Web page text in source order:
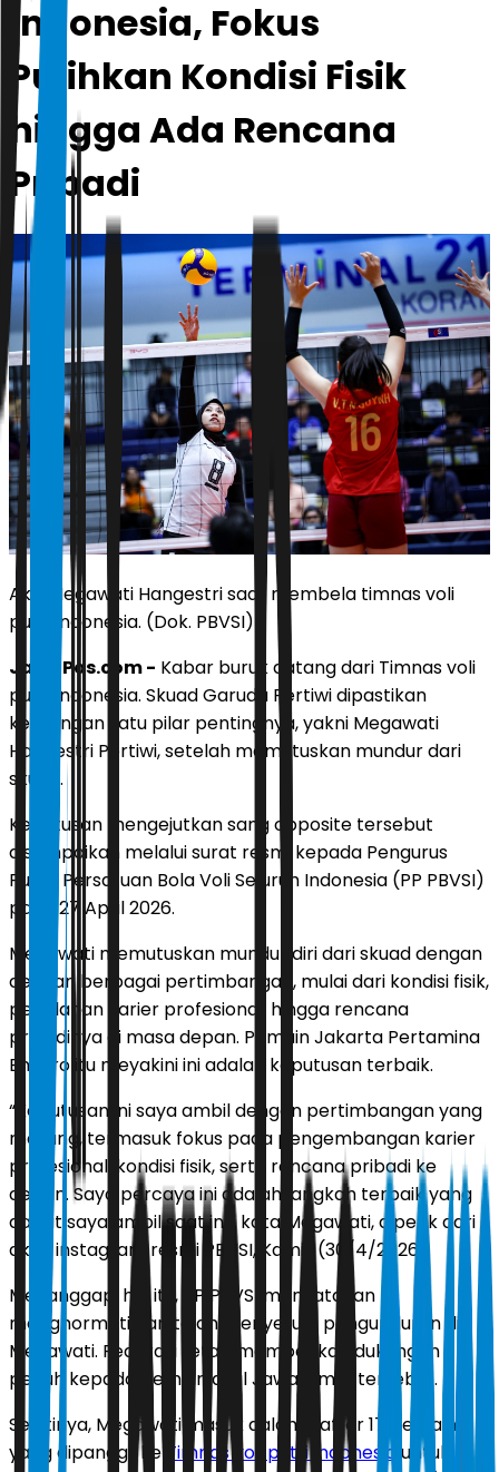
Indonesia, Fokus
Pulihkan Kondisi Fisik
hingga Ada Rencana
Pribadi
Aksi Megawati Hangestri saat membela timnas voli
putri Indonesia. (Dok. PBVSI)
JawaPos.com - Kabar buruk datang dari Timnas voli
putri Indonesia. Skuad Garuda Pertiwi dipastikan
kehilangan satu pilar pentingnya, yakni Megawati
Hangestri Pertiwi, setelah memutuskan mundur dari
skuad.
Keputusan mengejutkan sang opposite tersebut
disampaikan melalui surat resmi kepada Pengurus
Pusat Persatuan Bola Voli Seluruh Indonesia (PP PBVSI)
pada 27 April 2026.
Megawati memutuskan mundur diri dari skuad dengan
dengan berbagai pertimbangan, mulai dari kondisi fisik,
perjalanan karier profesional, hingga rencana
pribadinya di masa depan. Pemain Jakarta Pertamina
Enduro itu meyakini ini adalah keputusan terbaik.
“Keputusan ini saya ambil dengan pertimbangan yang
matang, termasuk fokus pada pengembangan karier
profesional, kondisi fisik, serta rencana pribadi ke
depan. Saya percaya ini adalah langkah terbaik yang
dapat saya ambil saat ini," kata Megawati, dipetik dari
akun instagram resmi PBVSI, Kamis (30/4/2026).
Menanggapi hal itu, PP PBVSI menyatakan
menghormati dan telah menyetujui pengunduran diri
Megawati. Federasi tetap memberikan dukungan
penuh kepada pemain asal Jawa Timur tersebut.
Sejatinya, Megawati masuk dalam daftar 17 pemain
yang dipanggil ke Timnas voli putri Indonesia untuk